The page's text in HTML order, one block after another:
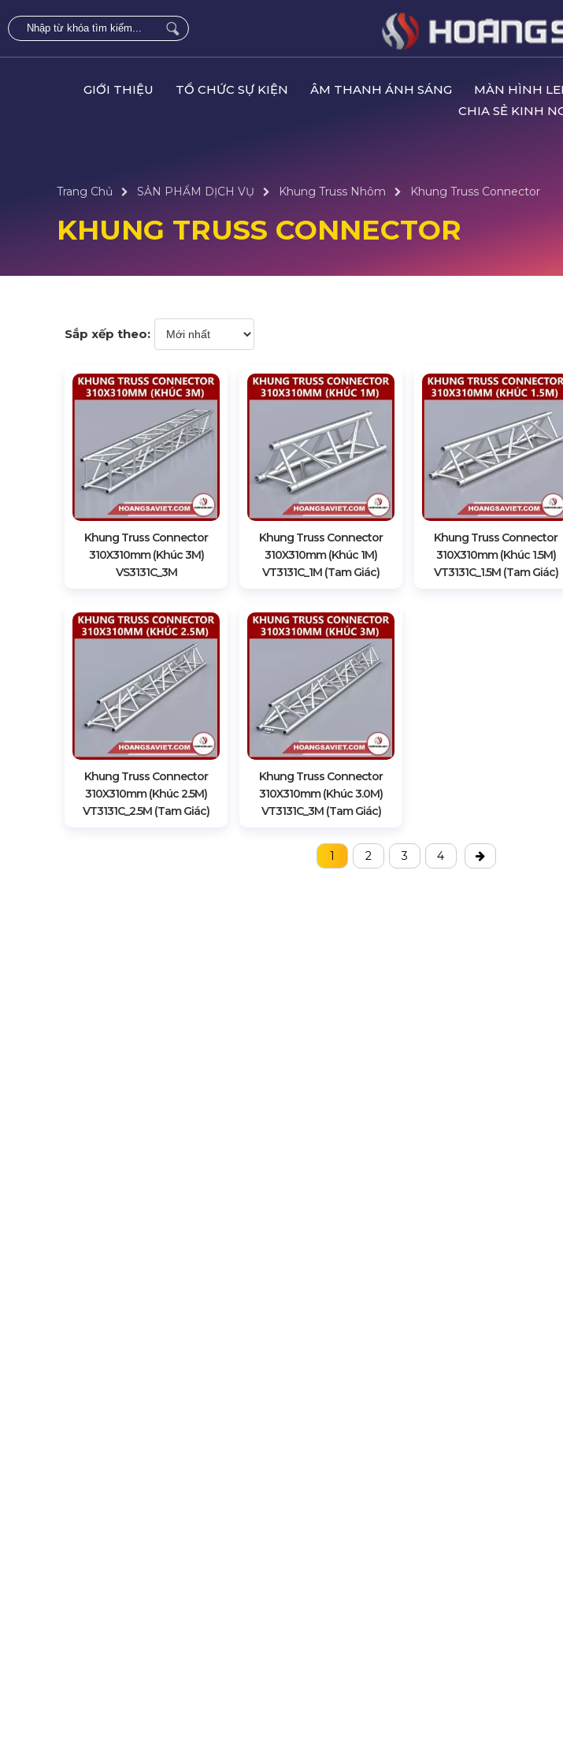
GIỚI THIỆU TỔ CHỨC SỰ KIỆN ÂM THANH ÁNH SÁNG MÀN HÌNH
CHIA SẺ KINH
Trang Chủ SẢN PHẨM DỊCH VỤ Khung Truss Nhôm Khung Truss Connector
KHUNG TRUSS CONNECTOR
Sắp xếp theo:
Khung Truss Connector
310X310mm (Khúc 3M)
VS3131C_3M
Khung Truss Connector
310X310mm (Khúc 1M)
VT3131C_1M (Tam Giác)
Khung Truss Connector
310X310mm (Khúc 1.5M)
VT3131C_1.5M (Tam Giác)
Khung Truss Connector
310X310mm (Khúc 2.5M)
VT3131C_2.5M (Tam Giác)
Khung Truss Connector
310X310mm (Khúc 3.0M)
VT3131C_3M (Tam Giác)
1 2 3 4